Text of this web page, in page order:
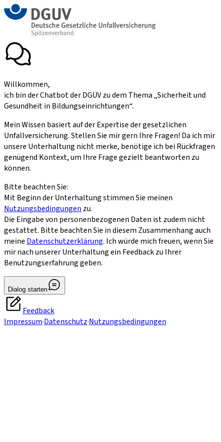
Willkommen,
ich bin der Chatbot der DGUV zu dem Thema „Sicherheit und
Gesundheit in Bildungseinrichtungen“.
Mein Wissen basiert auf der Expertise der gesetzlichen
Unfallversicherung. Stellen Sie mir gern Ihre Fragen! Da ich mir
unsere Unterhaltung nicht merke, benötige ich bei Rückfragen
genügend Kontext, um Ihre Frage gezielt beantworten zu
können.
Bitte beachten Sie:
Mit Beginn der Unterhaltung stimmen Sie meinen
Nutzungsbedingungen zu.
Die Eingabe von personenbezogenen Daten ist zudem nicht
gestattet. Bitte beachten Sie in diesem Zusammenhang auch
meine Datenschutzerklärung. Ich würde mich freuen, wenn Sie
mir nach unserer Unterhaltung ein Feedback zu Ihrer
Benutzungserfahrung geben.
Dialog starten
Feedback
Impressum·Datenschutz·Nutzungsbedingungen